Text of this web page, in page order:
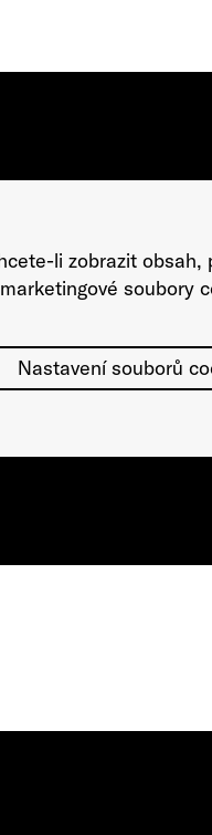
li zobrazit obsah,
marketingové soubory
Nastavení souborů